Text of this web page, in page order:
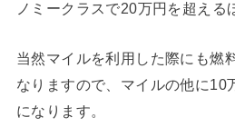
ノミークラスで20万円を超える
当然マイルを利用した際にも燃
なりますので、マイルの他に10
になります。